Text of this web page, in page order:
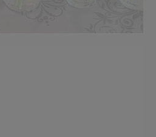
nach wenigen Tagen. Muss